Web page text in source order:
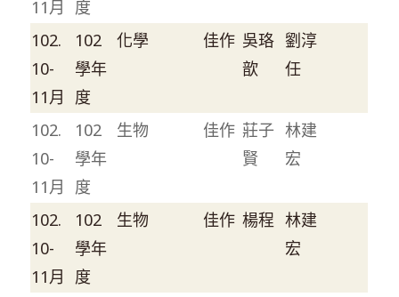
11月
度
102.
10-
11月
102
學年
度
化學 佳作 吳珞
歆
劉淳
任
102.
10-
11月
102
學年
度
生物 佳作 莊子
賢
林建
宏
102.
10-
11月
102
學年
度
生物 佳作 楊程 林建
宏